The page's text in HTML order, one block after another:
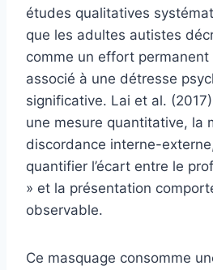
études qualitatives
que les adultes autistes
comme un effort permanent
associé à une détresse
significative. Lai et al.
une mesure quantitative, la
discordance interne-
quantifier l’écart entre le
» et la présentation
observable.
Ce masquage consomme